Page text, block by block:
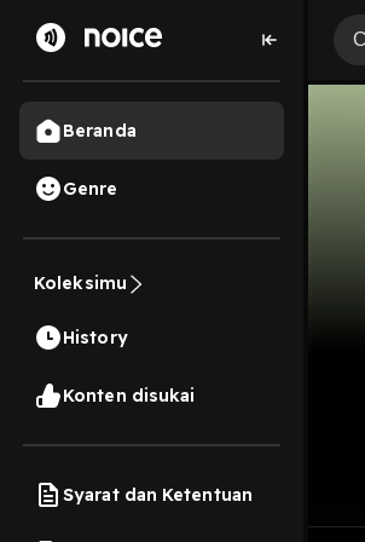
Beranda
Genre
Koleksimu
History
Konten disukai
Syarat dan Ketentuan